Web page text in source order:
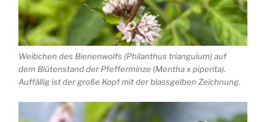
Weibchen des Bienenwolfs (Philanthus triangulum) auf
dem Blütenstand der Pfefferminze (Mentha x piperita).
Auffällig ist der große Kopf mit der blassgelben Zeichnung.